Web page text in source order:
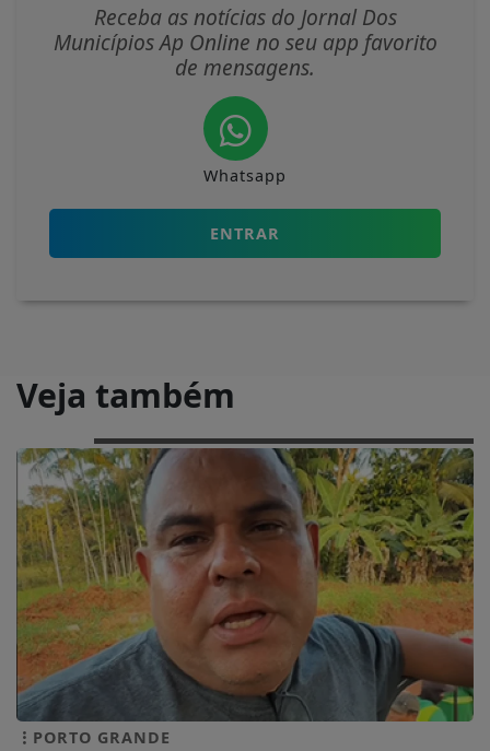
Receba as notícias do Jornal Dos
Municípios Ap Online no seu app favorito
de mensagens.
Whatsapp
ENTRAR
Veja também
PORTO GRANDE